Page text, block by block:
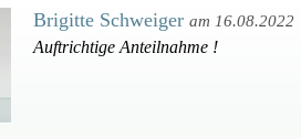
Brigitte Schweiger am 16.08.2022
Auftrichtige Anteilnahme !